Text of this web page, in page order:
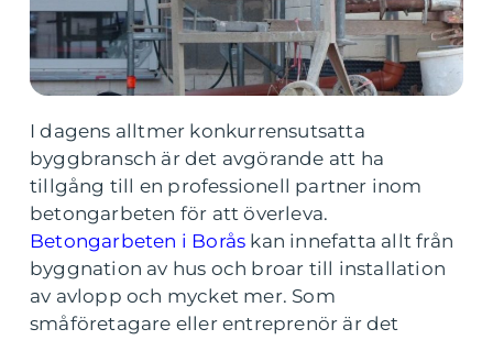
I dagens alltmer konkurrensutsatta
byggbransch är det avgörande att ha
tillgång till en professionell partner inom
betongarbeten för att överleva.
Betongarbeten i Borås kan innefatta allt från
byggnation av hus och broar till installation
av avlopp och mycket mer. Som
småföretagare eller entreprenör är det